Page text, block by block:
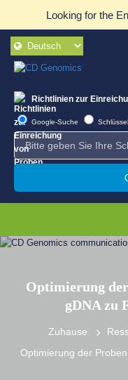
Looking for the
Richtlinien zur
Google-Suche
Optimierung
gDNA zu
Zuhause
Optimierung der